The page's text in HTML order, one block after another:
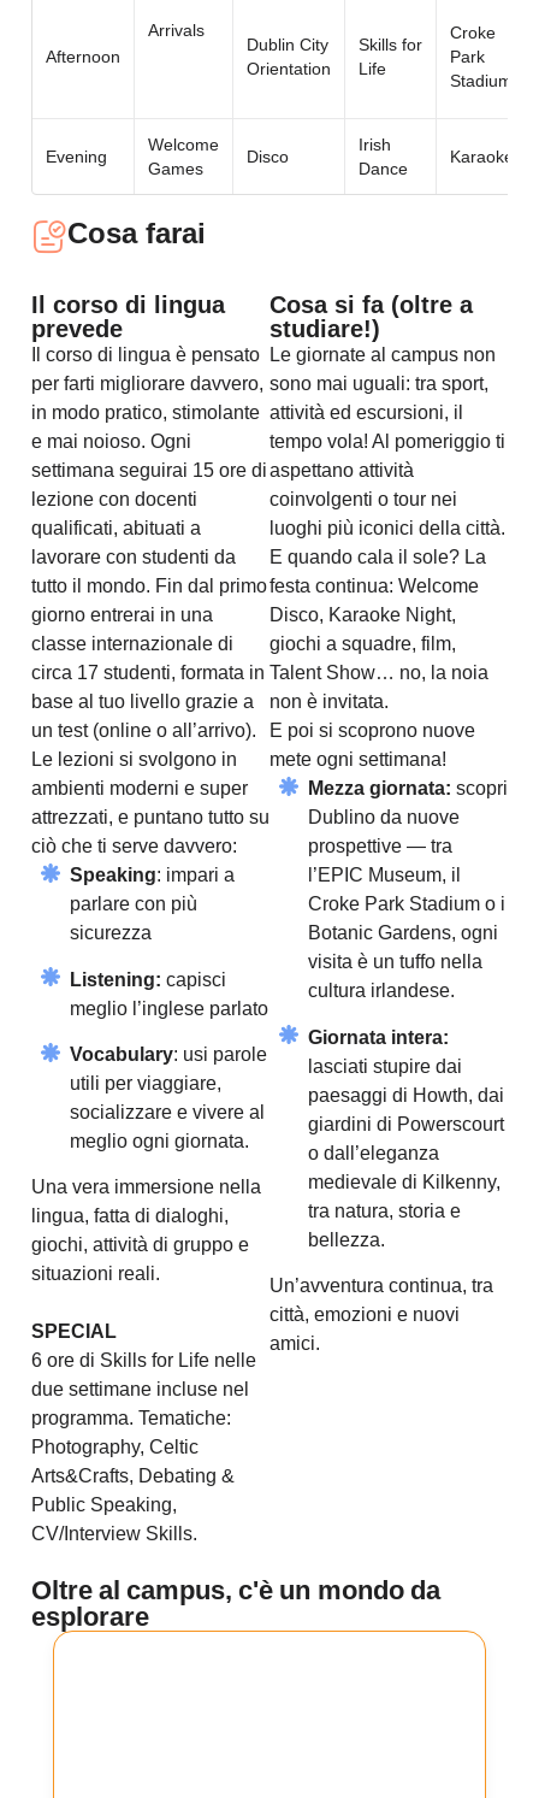
Arrivals
Afternoon
Dublin City
Orientation
Skills for
Life
Croke
Park
Stadium
Evening
Welcome
Games
Disco
Irish
Dance
Karaoke
Cosa farai
Il corso di lingua
prevede
Il corso di lingua è pensato
per farti migliorare davvero,
in modo pratico, stimolante
e mai noioso. Ogni
settimana seguirai 15 ore di
lezione con docenti
qualificati, abituati a
lavorare con studenti da
tutto il mondo. Fin dal primo
giorno entrerai in una
classe internazionale di
circa 17 studenti, formata in
base al tuo livello grazie a
un test (online o all’arrivo).
Le lezioni si svolgono in
ambienti moderni e super
attrezzati, e puntano tutto su
ciò che ti serve davvero:
Speaking: impari a
parlare con più
sicurezza
Listening: capisci
meglio l’inglese parlato
Vocabulary: usi parole
utili per viaggiare,
socializzare e vivere al
meglio ogni giornata.
Una vera immersione nella
lingua, fatta di dialoghi,
giochi, attività di gruppo e
situazioni reali.
SPECIAL
6 ore di Skills for Life nelle
due settimane incluse nel
programma. Tematiche:
Photography, Celtic
Arts&Crafts, Debating &
Public Speaking,
CV/Interview Skills.
Cosa si fa (oltre a
studiare!)
Le giornate al campus non
sono mai uguali: tra sport,
attività ed escursioni, il
tempo vola! Al pomeriggio ti
aspettano attività
coinvolgenti o tour nei
luoghi più iconici della città.
E quando cala il sole? La
festa continua: Welcome
Disco, Karaoke Night,
giochi a squadre, film,
Talent Show… no, la noia
non è invitata.
E poi si scoprono nuove
mete ogni settimana!
Mezza giornata: scopri
Dublino da nuove
prospettive — tra
l’EPIC Museum, il
Croke Park Stadium o i
Botanic Gardens, ogni
visita è un tuffo nella
cultura irlandese.
Giornata intera:
lasciati stupire dai
paesaggi di Howth, dai
giardini di Powerscourt
o dall’eleganza
medievale di Kilkenny,
tra natura, storia e
bellezza.
Un’avventura continua, tra
città, emozioni e nuovi
amici.
Oltre al campus, c'è un mondo da
esplorare